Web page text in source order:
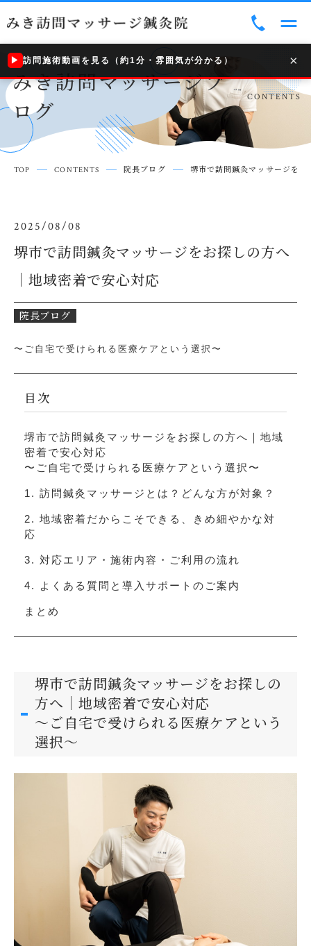
▶ 訪問施術動画を見る（約1分・雰囲気が分かる） ×
トップ
こんなお悩みのある方へ
TROUBLE
当院について
ABOUT US
ご利用案内
みき訪問マッサージブログ
お知らせ一覧
コンテンツ一覧
みき訪問マッサージブ
ログ
CONTENTS
TOP CONTENTS 院長ブログ 堺市で訪問鍼灸マッサージを
2025/08/08
堺市で訪問鍼灸マッサージをお探しの方へ
｜地域密着で安心対応
院長ブログ
〜ご自宅で受けられる医療ケアという選択〜
目次
堺市で訪問鍼灸マッサージをお探しの方へ｜地域
密着で安心対応
〜ご自宅で受けられる医療ケアという選択〜
1. 訪問鍼灸マッサージとは？どんな方が対象？
2. 地域密着だからこそできる、きめ細やかな対
応
3. 対応エリア・施術内容・ご利用の流れ
4. よくある質問と導入サポートのご案内
まとめ
堺市で訪問鍼灸マッサージをお探しの
方へ｜地域密着で安心対応
〜ご自宅で受けられる医療ケアという
選択〜